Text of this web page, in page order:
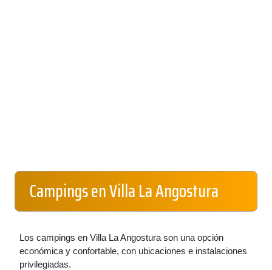
Campings en Villa La Angostura
Los campings en Villa La Angostura son una opción
económica y confortable, con ubicaciones e instalaciones
privilegiadas.